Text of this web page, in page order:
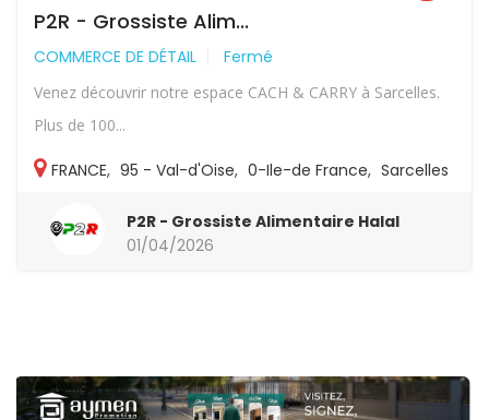
P2R - Grossiste Alim...
COMMERCE DE DÉTAIL Fermé
Venez découvrir notre espace CACH & CARRY à Sarcelles.
Plus de 100...
FRANCE, 95 - Val-d'Oise, 0-Ile-de France, Sarcelles
P2R - Grossiste Alimentaire Halal
01/04/2026